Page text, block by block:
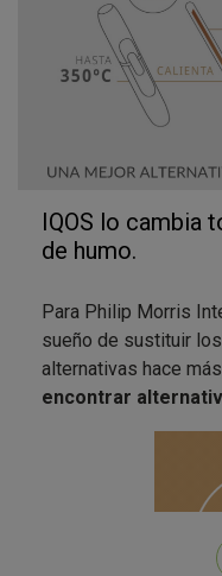
IQOS lo cambia
de humo.
Para Philip Morris
sueño de sustituir
alternativas hace
encontrar